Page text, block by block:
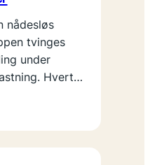
nådesløs
tvinges
under
Hvert…